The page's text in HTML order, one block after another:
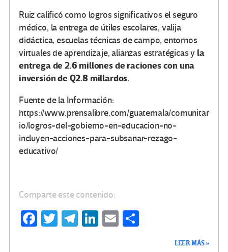
Ruiz calificó como logros significativos el seguro
médico, la entrega de útiles escolares, valija
didáctica, escuelas técnicas de campo, entornos
virtuales de aprendizaje, alianzas estratégicas y la
entrega de 2.6 millones de raciones con una
inversión de Q2.8 millardos.
Fuente de la Información:
https://www.prensalibre.com/guatemala/comunitar
io/logros-del-gobierno-en-educacion-no-
incluyen-acciones-para-subsanar-rezago-
educativo/
Comparte este contenido:
Fa T
Te
Li
E
LEER MÁS »